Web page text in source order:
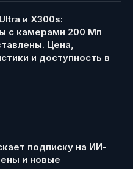
и X300s:
с камерами 200 Мп
Цена,
и доступность в
подписку на ИИ-
и новые